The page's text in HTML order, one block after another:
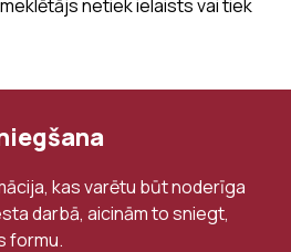
netiek ielaists vai tiek
kas varētu būt noderīga
darbā, aicinām to sniegt,
formu.